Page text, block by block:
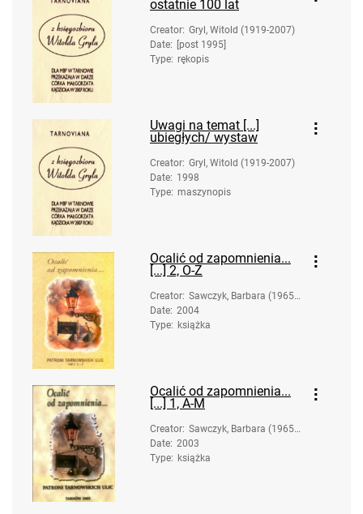
ostatnie 100 lat
Creator: Gryl, Witold (1919-2007)
Date:
[post 1995]
Type: rękopis
Uwagi na temat [...]
ubiegłych/ wystaw
Creator: Gryl, Witold (1919-2007)
Date: 1998
Type: maszynopis
Ocalić od zapomnienia...
[...] 2, O-Ż
Creator: Sawczyk, Barbara (1965-
); Sąsiadowicz, Maria (19
48- ); Stańczyk, Ewa (197
Date: 2004
Type: książka
Ocalić od zapomnienia...
[...] 1, A-M
Creator: Sawczyk, Barbara (1965-
); Sąsiadowicz, Maria (19
48- ); Stańczyk, Ewa (197
Date: 2003
Type: książka